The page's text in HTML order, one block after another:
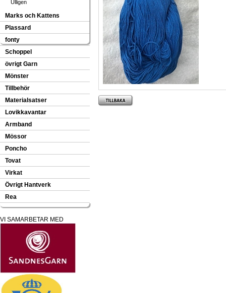
Ulligen
Marks och Kattens
Plassard
fonty
Schoppel
övrigt Garn
Mönster
Tillbehör
Materialsatser
Lovikkavantar
Armband
Mössor
Poncho
Tovat
Virkat
Övrigt Hantverk
Rea
VI SAMARBETAR MED